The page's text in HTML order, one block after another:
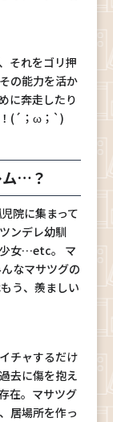
それをゴリ押
の能力を活か
に奔走したり
！(´；ω；`)
ム…？
院に集まって
ンデレ幼馴
少女…etc。 マ
なマサツグの
う、羨ましい
チャするだけ
去に傷を抱え
在。マサツグ
居場所を作っ